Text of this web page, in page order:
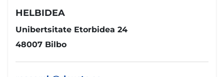
HELBIDEA
Unibertsitate Etorbidea 24
48007 Bilbo